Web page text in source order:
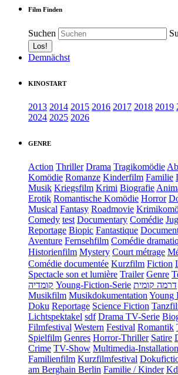
Film Finden
Suchen
Demnächst
KINOSTART
2013 2014 2015 2016 2017 2018 2019
2024 2025 2026
GENRE
Action Thriller Drama Tragikomödie
Komödie Romanze Kinderfilm Familie
Musik Kriegsfilm Krimi Biografie
Erotik Romantische Komödie Horror
Musical Fantasy Roadmovie
Comedy test Documentary Comédie
Reportage Biopic Fantastique
Aventure Fernsehfilm Comédie
Historienfilm Mystery Court métrage
Comédie documentée Kurzfilm Fiction
Spectacle son et lumière Trailer Genre
קומדיה Young-Fiction-Serie דרמה קומית
Musikfilm Musikdokumentation Young
Doku Reportage Science Fiction
Lichtspektakel sdf Drama TV-Serie
Filmfestival Western Festival Romantik
Spielfilm Genres Horror-Thriller Satire
Crime TV-Show Multimedia-Installation
Familienfilm Kurzfilmfestival
am Berghain Berlin Familie / Kinder